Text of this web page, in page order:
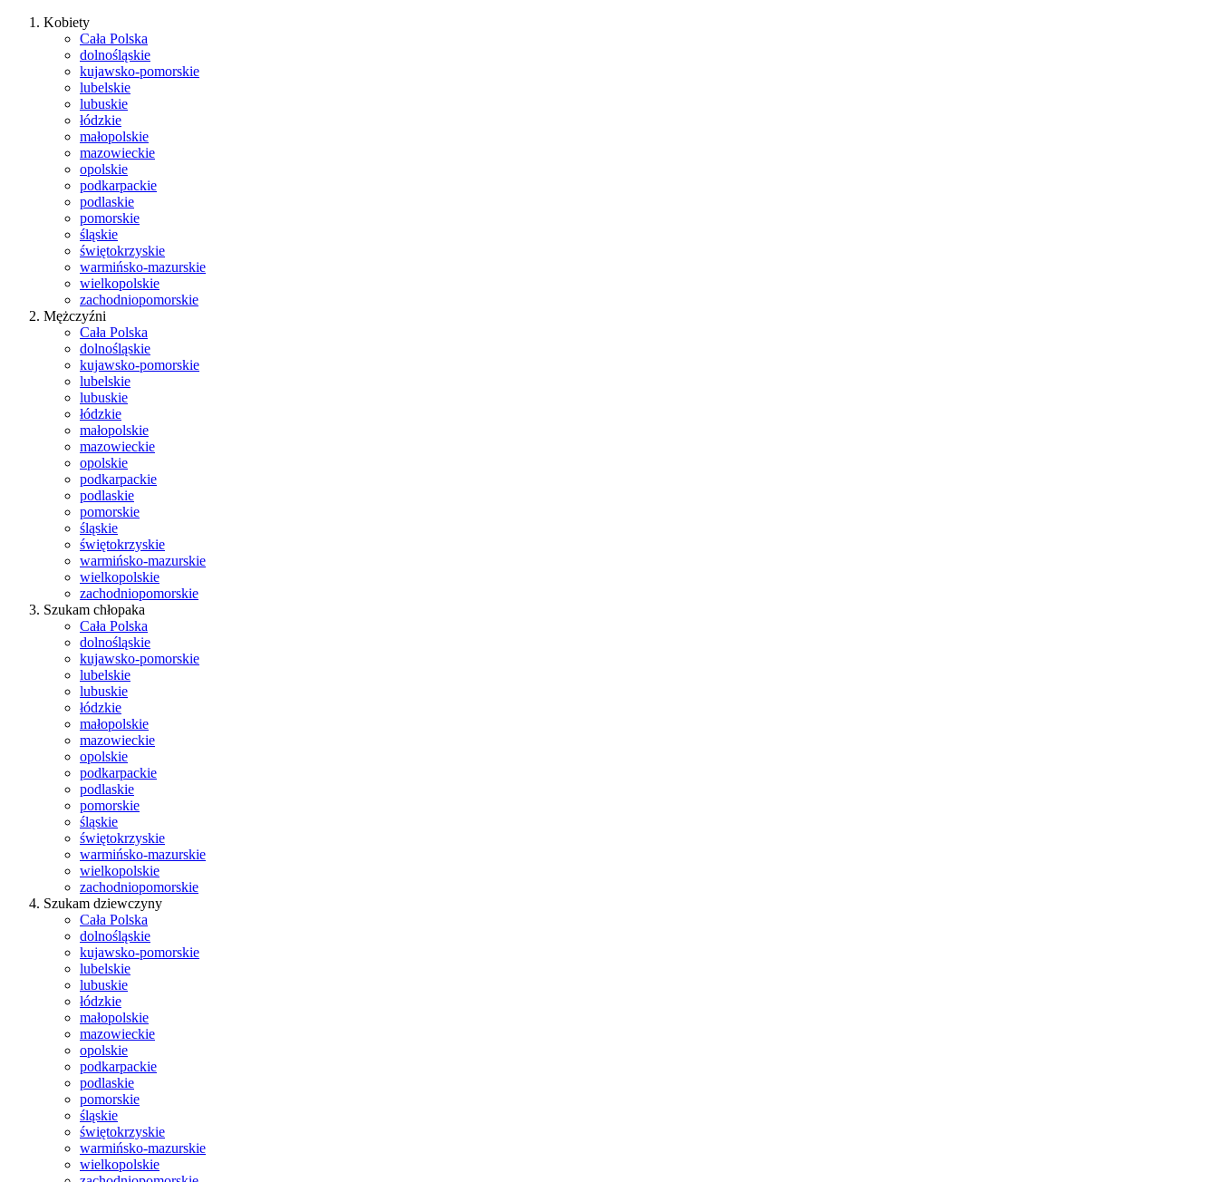
Kobiety
Cała Polska
dolnośląskie
kujawsko-pomorskie
lubelskie
lubuskie
łódzkie
małopolskie
mazowieckie
opolskie
podkarpackie
podlaskie
pomorskie
śląskie
świętokrzyskie
warmińsko-mazurskie
wielkopolskie
zachodniopomorskie
Mężczyźni
Cała Polska
dolnośląskie
kujawsko-pomorskie
lubelskie
lubuskie
łódzkie
małopolskie
mazowieckie
opolskie
podkarpackie
podlaskie
pomorskie
śląskie
świętokrzyskie
warmińsko-mazurskie
wielkopolskie
zachodniopomorskie
Szukam chłopaka
Cała Polska
dolnośląskie
kujawsko-pomorskie
lubelskie
lubuskie
łódzkie
małopolskie
mazowieckie
opolskie
podkarpackie
podlaskie
pomorskie
śląskie
świętokrzyskie
warmińsko-mazurskie
wielkopolskie
zachodniopomorskie
Szukam dziewczyny
Cała Polska
dolnośląskie
kujawsko-pomorskie
lubelskie
lubuskie
łódzkie
małopolskie
mazowieckie
opolskie
podkarpackie
podlaskie
pomorskie
śląskie
świętokrzyskie
warmińsko-mazurskie
wielkopolskie